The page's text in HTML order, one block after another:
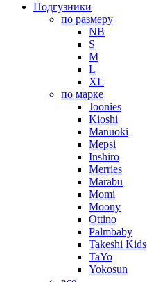
Подгузники
по размеру
NB
S
M
L
XL
по марке
Joonies
Kioshi
Manuoki
Mepsi
Inshiro
Merries
Marabu
Momi
Moony
Ottino
Palmbaby
Takeshi Kids
TaYo
Yokosun